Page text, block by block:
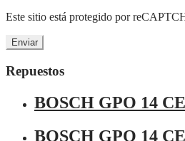
Este sitio está protegido por
Repuestos
BOSCH GPO 14
BOSCH GPO 14